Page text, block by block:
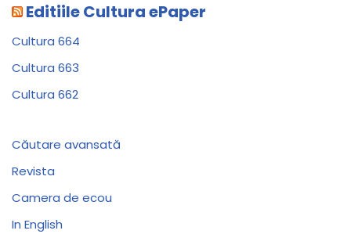
Editiile Cultura ePaper
Cultura 664
Cultura 663
Cultura 662
Căutare avansată
Revista
Camera de ecou
In English